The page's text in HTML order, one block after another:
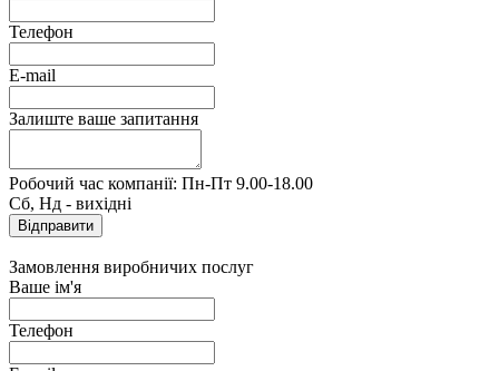
Телефон
E-mail
Залиште ваше запитання
Робочий час компанії: Пн-Пт 9.00-18.00
Сб, Нд - вихідні
Замовлення виробничих послуг
Ваше ім'я
Телефон